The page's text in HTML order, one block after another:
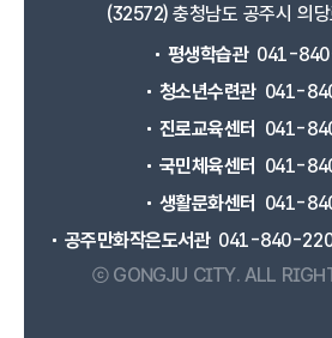
(32572) 충청남도 공주시 의
평생학습관 041-
청소년수련관 041-
진로교육센터
041-
국민체육센터
041-
생활문화센터
041-
공주만화작은도서관 041-840-
ⓒ GONGJU CITY. ALL